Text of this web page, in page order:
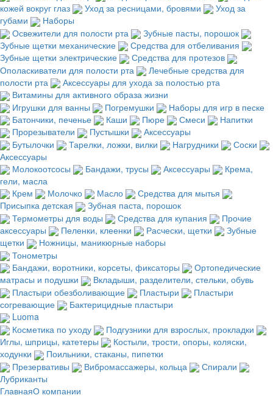
кожей вокруг глаз
Уход за ресницами, бровями
Уход за
губами
Наборы
Освежители для полости рта
Зубные пасты, порошок
Зубные щетки механические
Средства для отбеливания
Зубные щетки электрические
Средства для протезов
Ополаскиватели для полости рта
Лечебные средства для
полости рта
Аксессуары для ухода за полостью рта
Витамины для активного образа жизни
Игрушки для ванны
Погремушки
Наборы для игр в песке
Батончики, печенье
Каши Пюре Смеси
Напитки
Прорезыватели
Пустышки
Аксессуары
Бутылочки
Тарелки, ложки, вилки Нагрудники
Соски
Аксессуары
Молокоотсосы
Бандажи, трусы Аксессуары
Крема,
гели, масла
Крем
Молочко Масло
Средства для мытья
Присыпка детская
Зубная паста, порошок
Термометры для воды
Средства для купания
Прочие
аксессуары
Пеленки, клеенки Расчески, щетки
Зубные
щетки
Ножницы, маникюрные наборы
Тонометры
Бандажи, воротники, корсеты, фиксаторы
Ортопедические
матрасы и подушки
Вкладыши, разделители, стельки, обувь
Пластыри обезболивающие
Пластыри
Пластыри
согревающие
Бактерицидные пластыри
Luoma
Косметика по уходу
Подгузники для взрослых, прокладки
Иглы, шприцы, катетеры
Костыли, трости, опоры, коляски,
ходунки
Поильники, стаканы, пипетки
Презервативы
Вибромассажеры, кольца
Спирали
Лубриканты
ГлавнаяО компании